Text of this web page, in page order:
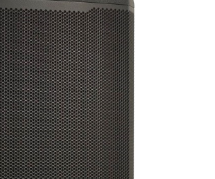
DTM オンラ
イン納品
ジ